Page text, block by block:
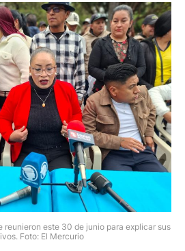
reunieron este 30 de junio para explicar sus
Foto: El Mercurio